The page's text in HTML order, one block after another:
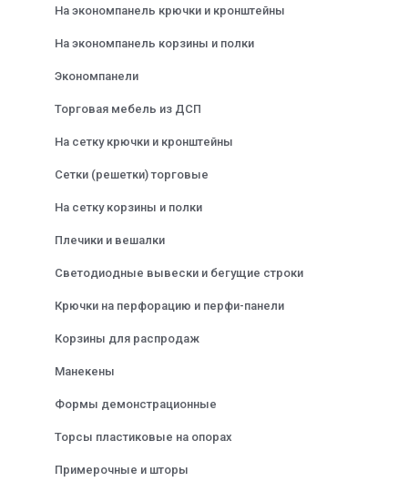
На экономпанель крючки и кронштейны
На экономпанель корзины и полки
Экономпанели
Торговая мебель из ДСП
На сетку крючки и кронштейны
Сетки (решетки) торговые
На сетку корзины и полки
Плечики и вешалки
Светодиодные вывески и бегущие строки
Крючки на перфорацию и перфи-панели
Корзины для распродаж
Манекены
Формы демонстрационные
Торсы пластиковые на опорах
Примерочные и шторы